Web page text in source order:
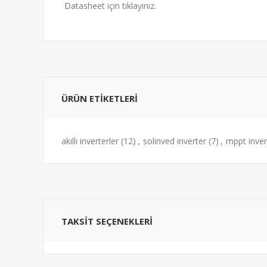
Datasheet için tıklayınız.
ÜRÜN ETIKETLERI
akıllı inverterler (12) , solinved inverter (7) , mppt
TAKSIT SEÇENEKLERI